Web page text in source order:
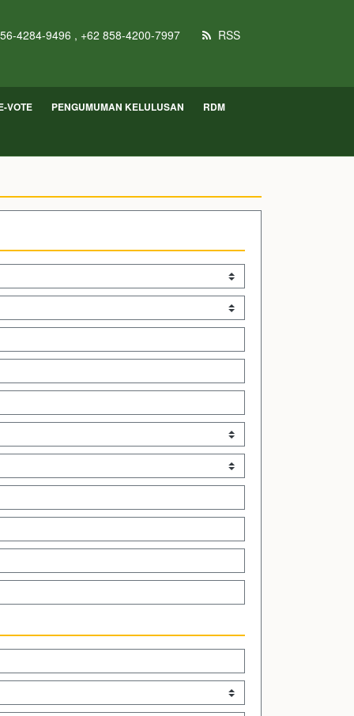
4284-9496 , +62 858-4200-7997 RSS
VOTE PENGUMUMAN KELULUSAN RDM